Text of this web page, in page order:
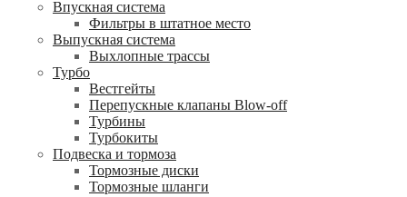
Впускная система
Фильтры в штатное место
Выпускная система
Выхлопные трассы
Турбо
Вестгейты
Перепускные клапаны Blow-off
Турбины
Турбокиты
Подвеска и тормоза
Тормозные диски
Тормозные шланги